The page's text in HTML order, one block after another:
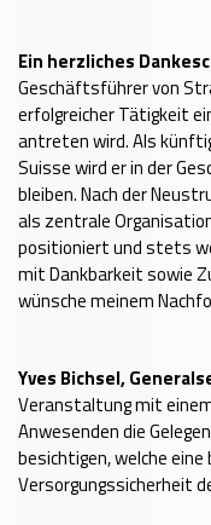
Ein herzliches
Geschäftsführer von
erfolgreicher Tätigkeit
antreten wird. Als
Suisse wird er in der
bleiben. Nach der
als zentrale
positioniert und stets
mit Dankbarkeit sowie
wünsche meinem
Yves Bichsel,
Veranstaltung mit
Anwesenden die
besichtigen, welche
Versorgungssicherheit